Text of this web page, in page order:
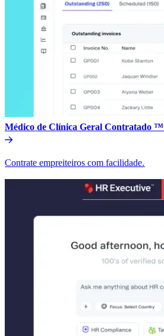
Médico de Clínica Geral Contratado ™​​
Contrate empreiteiros com facilidade.​​